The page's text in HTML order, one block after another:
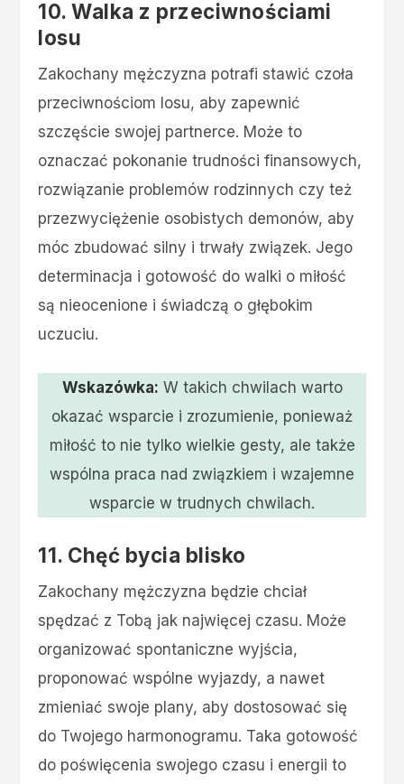
10. Walka z przeciwnościami
losu
Zakochany mężczyzna potrafi stawić czoła
przeciwnościom losu, aby zapewnić
szczęście swojej partnerce. Może to
oznaczać pokonanie trudności finansowych,
rozwiązanie problemów rodzinnych czy też
przezwyciężenie osobistych demonów, aby
móc zbudować silny i trwały związek. Jego
determinacja i gotowość do walki o miłość
są nieocenione i świadczą o głębokim
uczuciu.
Wskazówka: W takich chwilach warto
okazać wsparcie i zrozumienie, ponieważ
miłość to nie tylko wielkie gesty, ale także
wspólna praca nad związkiem i wzajemne
wsparcie w trudnych chwilach.
11. Chęć bycia blisko
Zakochany mężczyzna będzie chciał
spędzać z Tobą jak najwięcej czasu. Może
organizować spontaniczne wyjścia,
proponować wspólne wyjazdy, a nawet
zmieniać swoje plany, aby dostosować się
do Twojego harmonogramu. Taka gotowość
do poświęcenia swojego czasu i energii to